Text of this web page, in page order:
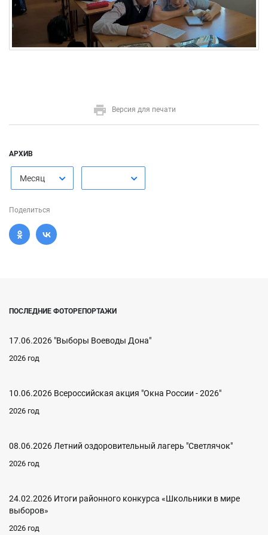
Версия для печати
АРХИВ
Месяц
Поделиться
ПОСЛЕДНИЕ ФОТОРЕПОРТАЖИ
17.06.2026 "Выборы Воеводы Дона"
2026 год
10.06.2026 Всероссийская акция "Окна России - 2026"
2026 год
08.06.2026 Летний оздоровительный лагерь "Светлячок"
2026 год
24.02.2026 Итоги районного конкурса «Школьники в мире
выборов»
2026 год